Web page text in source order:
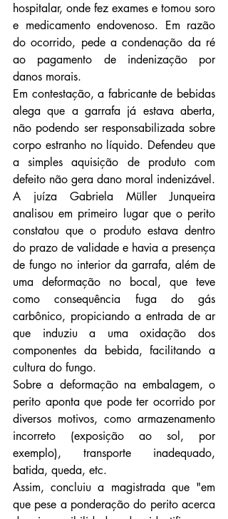
hospitalar, onde fez exames e tomou soro
e medicamento endovenoso. Em razão
do ocorrido, pede a condenação da ré
ao pagamento de indenização por
danos morais.
Em contestação, a fabricante de bebidas
alega que a garrafa já estava aberta,
não podendo ser responsabilizada sobre
corpo estranho no líquido. Defendeu que
a simples aquisição de produto com
defeito não gera dano moral indenizável.
A juíza Gabriela Müller Junqueira
analisou em primeiro lugar que o perito
constatou que o produto estava dentro
do prazo de validade e havia a presença
de fungo no interior da garrafa, além de
uma deformação no bocal, que teve
como consequência fuga do gás
carbônico, propiciando a entrada de ar
que induziu a uma oxidação dos
componentes da bebida, facilitando a
cultura do fungo.
Sobre a deformação na embalagem, o
perito aponta que pode ter ocorrido por
diversos motivos, como armazenamento
incorreto (exposição ao sol, por
exemplo), transporte inadequado,
batida, queda, etc.
Assim, concluiu a magistrada que "em
que pese a ponderação do perito acerca